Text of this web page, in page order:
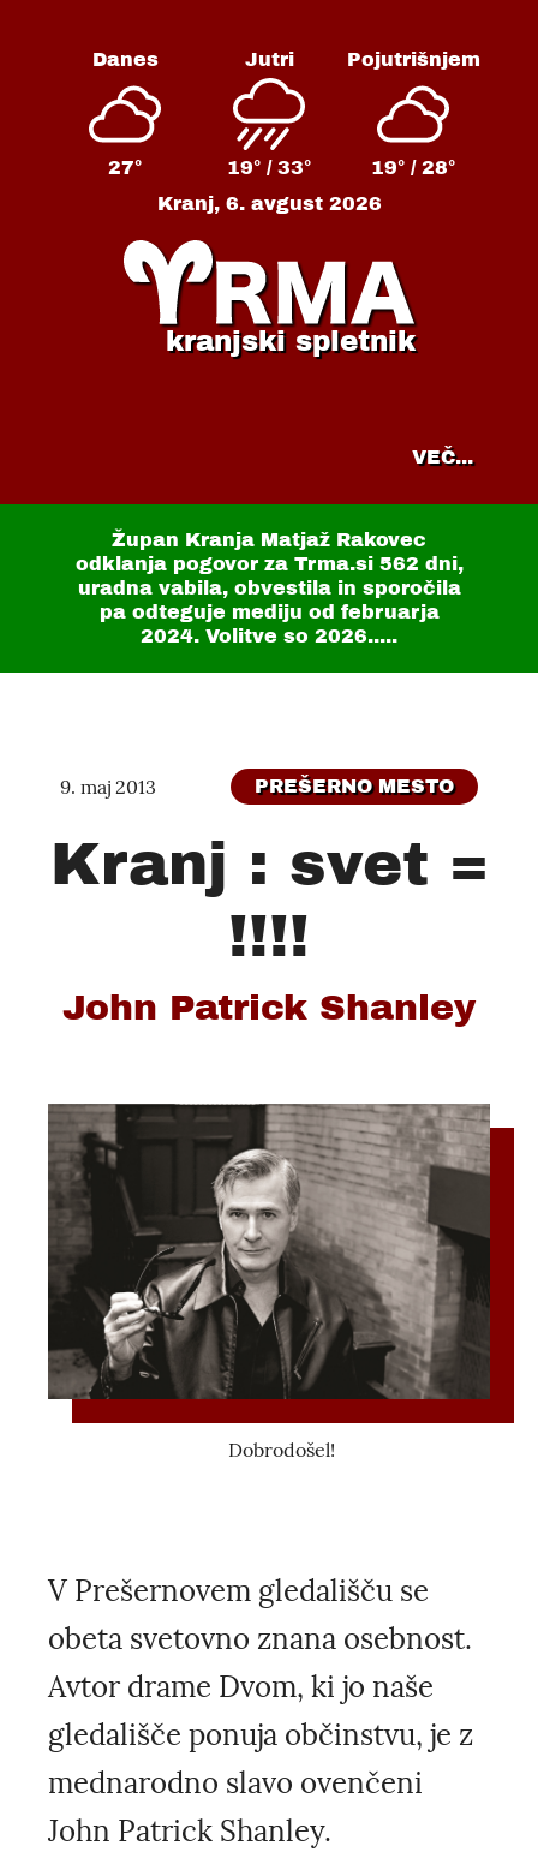
Danes
27°
Jutri
19° / 33°
Pojutrišnjem
19° / 28°
Kranj, 6. avgust 2026
kranjski spletnik
VEČ...
Župan Kranja Matjaž Rakovec
odklanja pogovor za Trma.si 562 dni,
uradna vabila, obvestila in sporočila
pa odteguje mediju od februarja
2024. Volitve so 2026.....
9. maj 2013 PREŠERNO MESTO
Kranj : svet =
!!!!
John Patrick Shanley
Dobrodošel!
V Prešernovem gledališču se
obeta svetovno znana osebnost.
Avtor drame Dvom, ki jo naše
gledališče ponuja občinstvu, je z
mednarodno slavo ovenčeni
John Patrick Shanley.